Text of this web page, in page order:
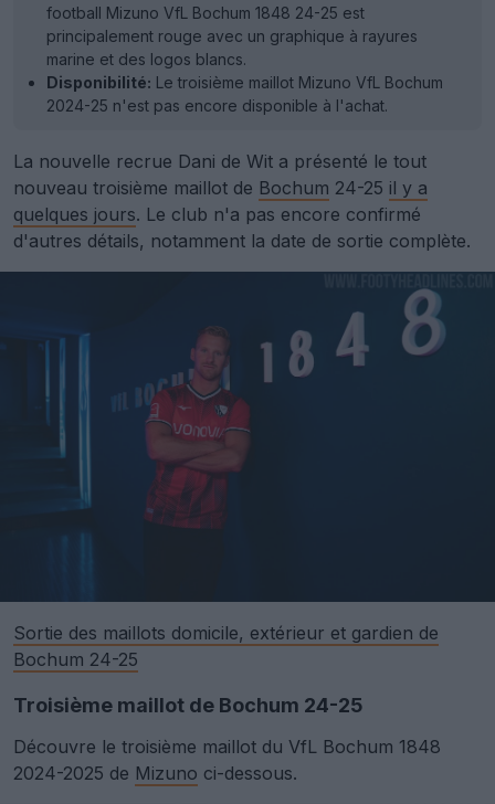
football Mizuno VfL Bochum 1848 24-25 est
principalement rouge avec un graphique à rayures
marine et des logos blancs.
Disponibilité: Le troisième maillot Mizuno VfL Bochum
2024-25 n'est pas encore disponible à l'achat.
La nouvelle recrue Dani de Wit a présenté le tout
nouveau troisième maillot de Bochum 24-25 il y a
quelques jours. Le club n'a pas encore confirmé
d'autres détails, notamment la date de sortie complète.
Sortie des maillots domicile, extérieur et gardien de
Bochum 24-25
Troisième maillot de Bochum 24-25
Découvre le troisième maillot du VfL Bochum 1848
2024-2025 de Mizuno ci-dessous.